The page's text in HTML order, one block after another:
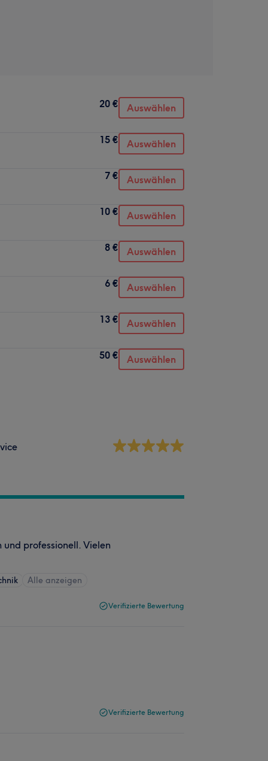
20 € Auswählen
15 € Auswählen
7 € Auswählen
10 € Auswählen
8 € Auswählen
6 € Auswählen
13 € Auswählen
50 € Auswählen
professionell. Vielen
Alle anzeigen
Verifizierte Bewertung
Verifizierte Bewertung